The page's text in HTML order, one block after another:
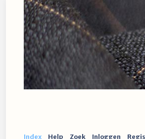
Index Help Zoek Inloggen